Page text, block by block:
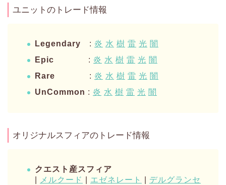
ユニットのトレード情報
Legendary : 炎 水 樹 雷 光 闇
Epic : 炎 水 樹 雷 光 闇
Rare : 炎 水 樹 雷 光 闇
UnCommon : 炎 水 樹 雷 光 闇
オリジナルスフィアのトレード情報
クエスト産スフィア
メルクード エゼネレート
デルグランセ